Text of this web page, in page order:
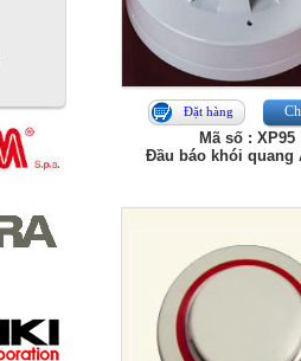
Đặt hàng
Mã số : XP95
Đầu báo khói quang